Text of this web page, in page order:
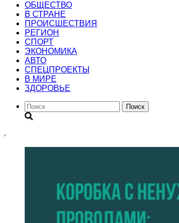
ОБЩЕСТВО
В СТРАНЕ
ПРОИСШЕСТВИЯ
РЕГИОН
CПОРТ
ЭКОНОМИКА
АВТО
СПЕЦПРОЕКТЫ
В МИРЕ
ЗДОРОВЬЕ
Поиск